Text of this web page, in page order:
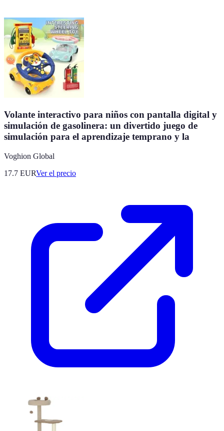
Volante interactivo para niños con pantalla digital y
simulación de gasolinera: un divertido juego de
simulación para el aprendizaje temprano y la
Voghion Global
17.7 EURVer el precio